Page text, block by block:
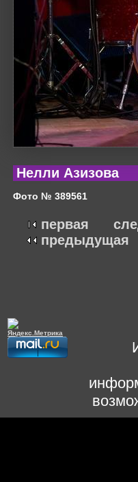
Нелли Азизова
Фото № 389561
первая
предыдущая